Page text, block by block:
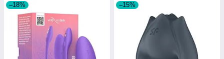
–18% –15%